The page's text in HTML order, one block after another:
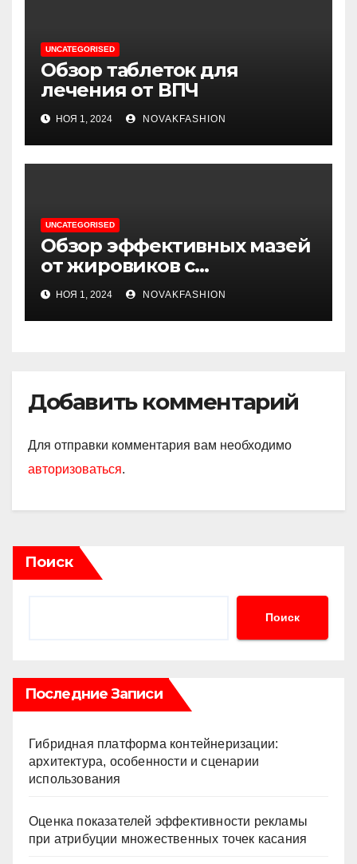
UNCATEGORISED
Обзор таблеток для
лечения от ВПЧ
НОЯ 1, 2024 NOVAKFASHION
UNCATEGORISED
Обзор эффективных мазей
от жировиков с
рассасывающим эффектом
НОЯ 1, 2024 NOVAKFASHION
Добавить комментарий
Для отправки комментария вам необходимо
авторизоваться.
Поиск
Поиск
Последние Записи
Гибридная платформа контейнеризации:
архитектура, особенности и сценарии
использования
Оценка показателей эффективности рекламы
при атрибуции множественных точек касания